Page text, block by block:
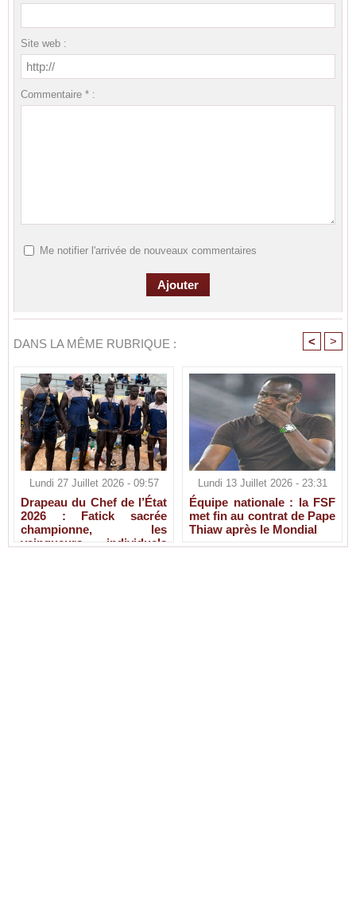
Site web :
Commentaire * :
Me notifier l'arrivée de nouveaux commentaires
DANS LA MÊME RUBRIQUE : < >
Lundi 27 Juillet 2026 - 09:57
Drapeau du Chef de l’État
2026 : Fatick sacrée
championne, les
vainqueurs individuels
Lundi 13 Juillet 2026 - 23:31
Équipe nationale : la FSF
met fin au contrat de Pape
Thiaw après le Mondial